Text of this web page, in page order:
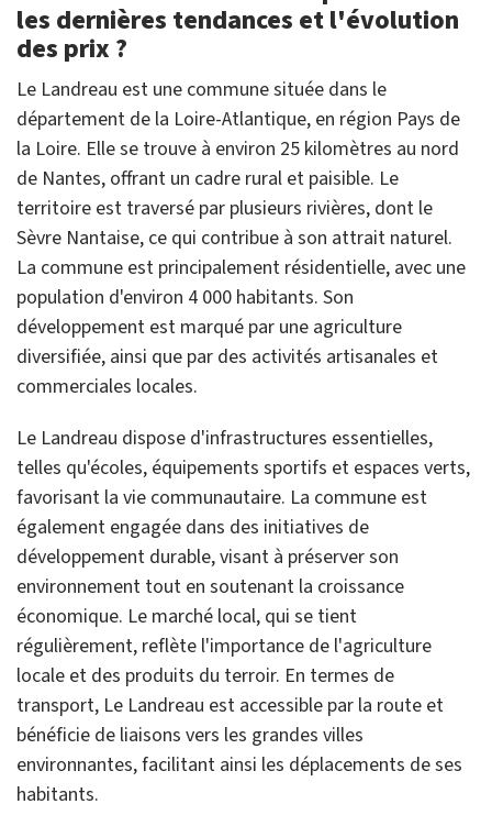
les dernières tendances et l'évolution
des prix ?
Le Landreau est une commune située dans le
département de la Loire-Atlantique, en région Pays de
la Loire. Elle se trouve à environ 25 kilomètres au nord
de Nantes, offrant un cadre rural et paisible. Le
territoire est traversé par plusieurs rivières, dont le
Sèvre Nantaise, ce qui contribue à son attrait naturel.
La commune est principalement résidentielle, avec une
population d'environ 4 000 habitants. Son
développement est marqué par une agriculture
diversifiée, ainsi que par des activités artisanales et
commerciales locales.
Le Landreau dispose d'infrastructures essentielles,
telles qu'écoles, équipements sportifs et espaces verts,
favorisant la vie communautaire. La commune est
également engagée dans des initiatives de
développement durable, visant à préserver son
environnement tout en soutenant la croissance
économique. Le marché local, qui se tient
régulièrement, reflète l'importance de l'agriculture
locale et des produits du terroir. En termes de
transport, Le Landreau est accessible par la route et
bénéficie de liaisons vers les grandes villes
environnantes, facilitant ainsi les déplacements de ses
habitants.